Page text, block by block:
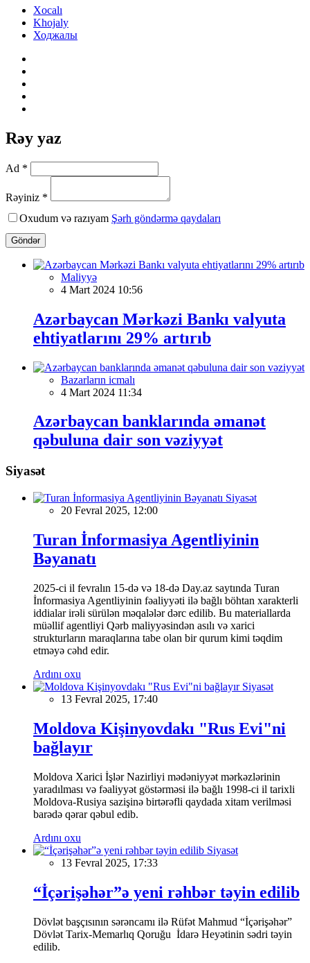
Xocalı
Khojaly
Ходжалы
Rəy yaz
Ad *
Rəyiniz *
Oxudum və razıyam Şərh göndərmə qaydaları
Göndər
Maliyyə
4 Mart 2024 10:56
Azərbaycan Mərkəzi Bankı valyuta
ehtiyatlarını 29% artırıb
Bazarların icmalı
4 Mart 2024 11:34
Azərbaycan banklarında əmanət
qəbuluna dair son vəziyyət
Siyasət
Siyasət
20 Fevral 2025, 12:00
Turan İnformasiya Agentliyinin
Bəyanatı
2025-ci il fevralın 15-də və 18-də Day.az saytında Turan
İnformasiya Agentliyinin fəaliyyəti ilə bağlı böhtan xarakterli
iddialar irəli sürülən məqalələr dərc edilib. Bu materiallarda
müəllif agentliyi Qərb maliyyəsindən asılı və xarici
strukturların maraqlarına tabe olan bir qurum kimi təqdim
etməyə cəhd edir.
Ardını oxu
Siyasət
13 Fevral 2025, 17:40
Moldova Kişinyovdakı "Rus Evi"ni
bağlayır
Moldova Xarici İşlər Nazirliyi mədəniyyət mərkəzlərinin
yaradılması və fəaliyyət göstərməsi ilə bağlı 1998-ci il tarixli
Moldova-Rusiya sazişinə birtərəfli qaydada xitam verilməsi
barədə qərar qəbul edib.
Ardını oxu
Siyasət
13 Fevral 2025, 17:33
“İçərişəhər”ə yeni rəhbər təyin edilib
Dövlət başçısının sərəncamı ilə Rüfət Mahmud “İçərişəhər”
Dövlət Tarix-Memarlıq Qoruğu İdarə Heyətinin sədri təyin
edilib.